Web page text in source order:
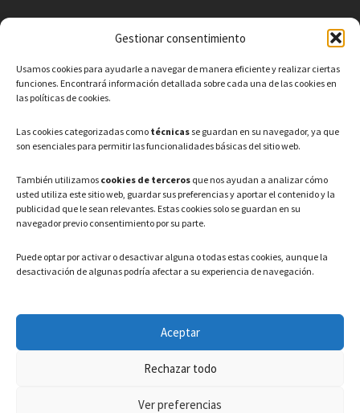
Gestionar consentimiento
Usamos cookies para ayudarle a navegar de manera eficiente y realizar ciertas
funciones. Encontrará información detallada sobre cada una de las cookies en
las políticas de cookies.
Las cookies categorizadas como técnicas se guardan en su navegador, ya que
son esenciales para permitir las funcionalidades básicas del sitio web.
También utilizamos cookies de terceros que nos ayudan a analizar cómo
usted utiliza este sitio web, guardar sus preferencias y aportar el contenido y la
publicidad que le sean relevantes. Estas cookies solo se guardan en su
navegador previo consentimiento por su parte.
Puede optar por activar o desactivar alguna o todas estas cookies, aunque la
desactivación de algunas podría afectar a su experiencia de navegación.
Aceptar
Rechazar todo
Ver preferencias
Teléfono: 91 886 44 62
Correo Electrónico:
HORARIO
Lunes a Viernes: 08:00h – 15:00h
LEGAL
Política de privacidad–Aviso Legal–Política de cookies
Registro de actividades de Tratamiento